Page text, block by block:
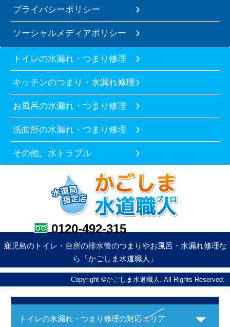
プライバシーポリシー
ソーシャルメディアポリシー
トイレの水漏れ・つまり修理
キッチンのつまり・水漏れ修理
お風呂の水漏れ・つまり修理
洗面所の水漏れ・つまり修理
その他、水トラブル
0120-492-315
鹿児島のトイレ・台所の排水管のつまりやお風呂・水漏れ修理な
ら「かごしま水道職人」
Copyright ©かごしま水道職人. All Rights Reserved.
トイレの水漏れ・つまり修理の対応エリア